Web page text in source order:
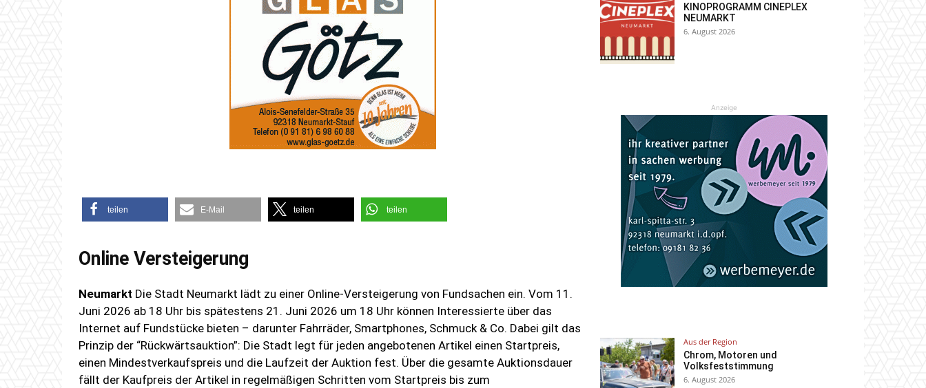
teilen E-Mail teilen teilen
Online Versteigerung
Neumarkt Die Stadt Neumarkt lädt zu einer Online-Versteigerung von Fundsachen ein. Vom 11.
Juni 2026 ab 18 Uhr bis spätestens 21. Juni 2026 um 18 Uhr können Interessierte über das
Internet auf Fundstücke bieten – darunter Fahrräder, Smartphones, Schmuck & Co. Dabei gilt das
Prinzip der “Rückwärtsauktion”: Die Stadt legt für jeden angebotenen Artikel einen Startpreis,
einen Mindestverkaufspreis und die Laufzeit der Auktion fest. Über die gesamte Auktionsdauer
fällt der Kaufpreis der Artikel in regelmäßigen Schritten vom Startpreis bis zum
KINOPROGRAMM CINEPLEX
NEUMARKT
6. August 2026
Anzeige
Aus der Region
Chrom, Motoren und
Volksfeststimmung
6. August 2026